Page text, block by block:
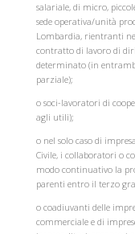
salariale, di micro,
sede operativa/unità
Lombardia, rientranti
contratto di lavoro di
determinato (in
parziale);
o soci-lavoratori di
agli utili);
o nel solo caso di
Civile, i collaboratori o
modo continuativo la
parenti entro il terzo
o coadiuvanti delle
commerciale e di